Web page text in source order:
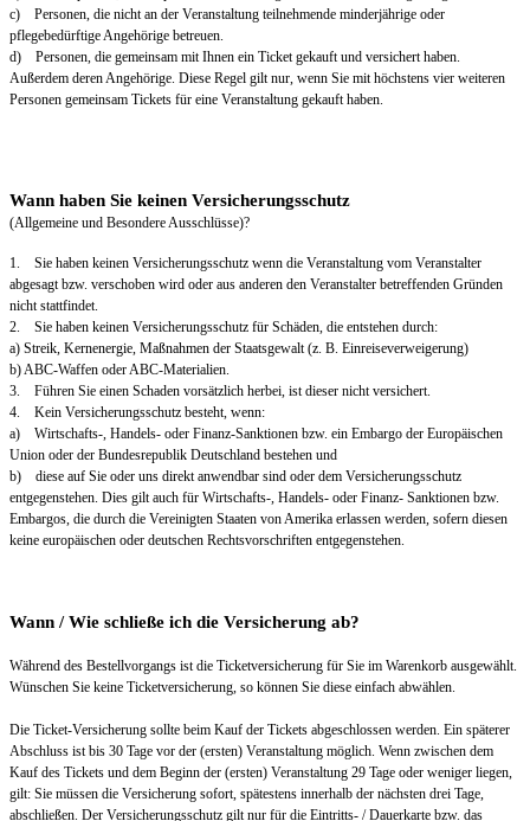
c) Personen, die nicht an der Veranstaltung teilnehmende minderjährige oder
pflegebedürftige Angehörige betreuen.
d) Personen, die gemeinsam mit Ihnen ein Ticket gekauft und versichert haben.
Außerdem deren Angehörige. Diese Regel gilt nur, wenn Sie mit höchstens vier weiteren
Personen gemeinsam Tickets für eine Veranstaltung gekauft haben.
Wann haben Sie keinen Versicherungsschutz
(Allgemeine und Besondere Ausschlüsse)?
1. Sie haben keinen Versicherungsschutz wenn die Veranstaltung vom Veranstalter
abgesagt bzw. verschoben wird oder aus anderen den Veranstalter betreffenden Gründen
nicht stattfindet.
2. Sie haben keinen Versicherungsschutz für Schäden, die entstehen durch:
a) Streik, Kernenergie, Maßnahmen der Staatsgewalt (z. B. Einreiseverweigerung)
b) ABC-Waffen oder ABC-Materialien.
3. Führen Sie einen Schaden vorsätzlich herbei, ist dieser nicht versichert.
4. Kein Versicherungsschutz besteht, wenn:
a) Wirtschafts-, Handels- oder Finanz-Sanktionen bzw. ein Embargo der Europäischen
Union oder der Bundesrepublik Deutschland bestehen und
b) diese auf Sie oder uns direkt anwendbar sind oder dem Versicherungsschutz
entgegenstehen. Dies gilt auch für Wirtschafts-, Handels- oder Finanz- Sanktionen bzw.
Embargos, die durch die Vereinigten Staaten von Amerika erlassen werden, sofern diesen
keine europäischen oder deutschen Rechtsvorschriften entgegenstehen.
Wann / Wie schließe ich die Versicherung ab?
Während des Bestellvorgangs ist die Ticketversicherung für Sie im Warenkorb ausgewählt.
Wünschen Sie keine Ticketversicherung, so können Sie diese einfach abwählen.
Die Ticket-Versicherung sollte beim Kauf der Tickets abgeschlossen werden. Ein späterer
Abschluss ist bis 30 Tage vor der (ersten) Veranstaltung möglich. Wenn zwischen dem
Kauf des Tickets und dem Beginn der (ersten) Veranstaltung 29 Tage oder weniger liegen,
gilt: Sie müssen die Versicherung sofort, spätestens innerhalb der nächsten drei Tage,
abschließen. Der Versicherungsschutz gilt nur für die Eintritts- / Dauerkarte bzw. das